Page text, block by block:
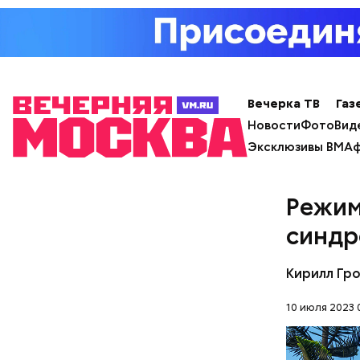
Вечерка ТВ
НовостиФото
Эксклюзивы ВМ
Кирилл
10 июля 2023
— Для
пределах
прим.
Такие